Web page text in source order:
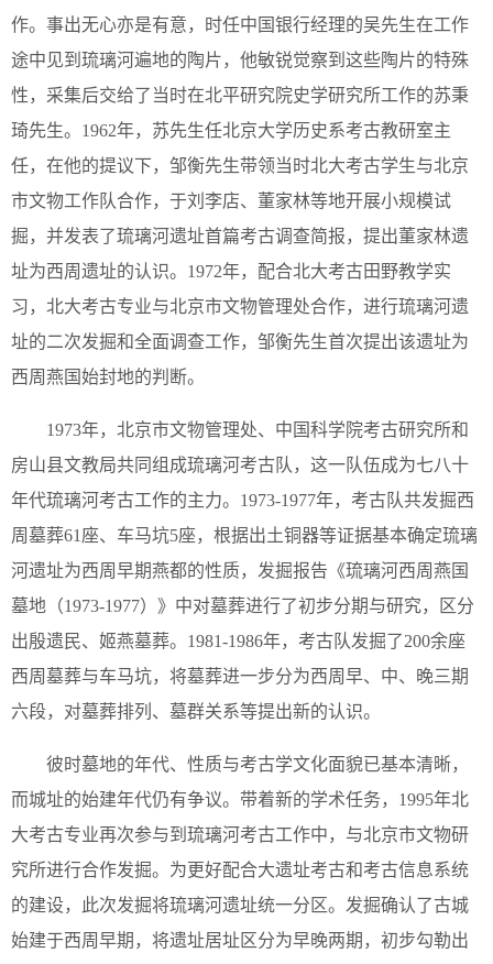
作。事出无心亦是有意，时任中国银行经理的吴先生在工作
途中见到琉璃河遍地的陶片，他敏锐觉察到这些陶片的特殊
性，采集后交给了当时在北平研究院史学研究所工作的苏秉
琦先生。1962年，苏先生任北京大学历史系考古教研室主
任，在他的提议下，邹衡先生带领当时北大考古学生与北京
市文物工作队合作，于刘李店、董家林等地开展小规模试
掘，并发表了琉璃河遗址首篇考古调查简报，提出董家林遗
址为西周遗址的认识。1972年，配合北大考古田野教学实
习，北大考古专业与北京市文物管理处合作，进行琉璃河遗
址的二次发掘和全面调查工作，邹衡先生首次提出该遗址为
西周燕国始封地的判断。
1973年，北京市文物管理处、中国科学院考古研究所和
房山县文教局共同组成琉璃河考古队，这一队伍成为七八十
年代琉璃河考古工作的主力。1973-1977年，考古队共发掘西
周墓葬61座、车马坑5座，根据出土铜器等证据基本确定琉璃
河遗址为西周早期燕都的性质，发掘报告《琉璃河西周燕国
墓地（1973-1977）》中对墓葬进行了初步分期与研究，区分
出殷遗民、姬燕墓葬。1981-1986年，考古队发掘了200余座
西周墓葬与车马坑，将墓葬进一步分为西周早、中、晚三期
六段，对墓葬排列、墓群关系等提出新的认识。
彼时墓地的年代、性质与考古学文化面貌已基本清晰，
而城址的始建年代仍有争议。带着新的学术任务，1995年北
大考古专业再次参与到琉璃河考古工作中，与北京市文物研
究所进行合作发掘。为更好配合大遗址考古和考古信息系统
的建设，此次发掘将琉璃河遗址统一分区。发掘确认了古城
始建于西周早期，将遗址居址区分为早晚两期，初步勾勒出